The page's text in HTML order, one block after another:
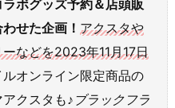
ボグッズ予約＆店頭販
せた企画！ アクスタや
などを2023年11月17日
オンライン限定商品の
クスタも♪ ブラックフラ